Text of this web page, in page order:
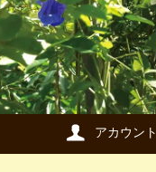
アカウント